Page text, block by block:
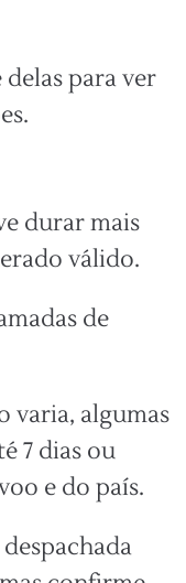
para ver
durar mais
válido.
de
varia, algumas
7 dias ou
e do país.